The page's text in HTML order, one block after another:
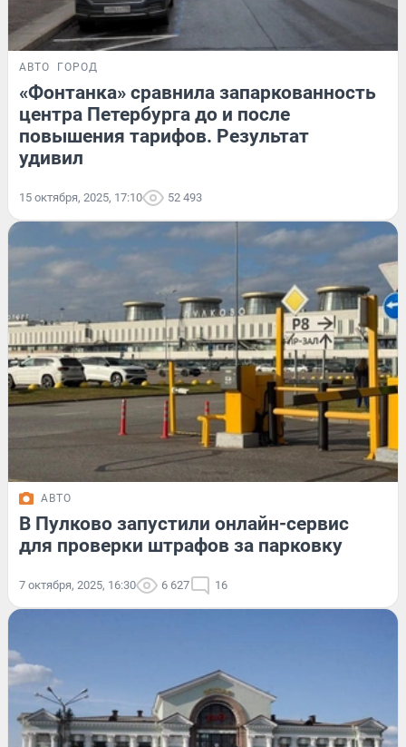
АВТО ГОРОД
«Фонтанка» сравнила запаркованность
центра Петербурга до и после
повышения тарифов. Результат
удивил
15 октября, 2025, 17:10 52 493
АВТО
В Пулково запустили онлайн-сервис
для проверки штрафов за парковку
7 октября, 2025, 16:30 6 627 16